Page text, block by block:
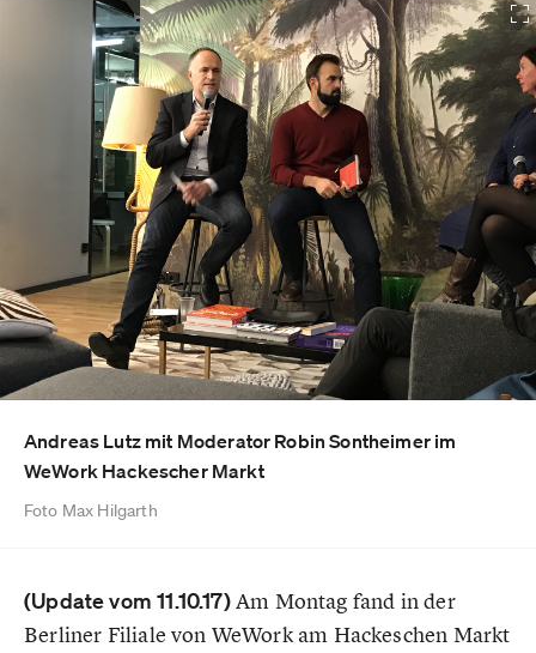
Andreas Lutz mit Moderator Robin Sontheimer im
WeWork Hackescher Markt
Foto Max Hilgarth
(Update vom 11.10.17)Am Montag fand in der
Berliner Filiale von WeWork am Hackeschen Markt